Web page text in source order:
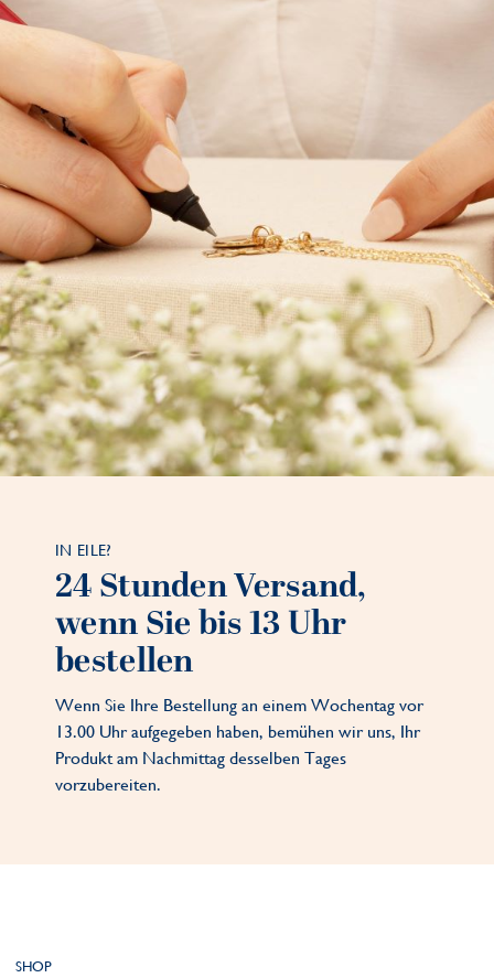
IN EILE?
24 Stunden Versand,
wenn Sie bis 13 Uhr
bestellen
Wenn Sie Ihre Bestellung an einem Wochentag vor
13.00 Uhr aufgegeben haben, bemühen wir uns, Ihr
Produkt am Nachmittag desselben Tages
vorzubereiten.
SHOP